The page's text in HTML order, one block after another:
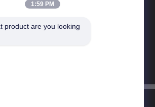
depressa possível.
1:59 PM
product are you looking